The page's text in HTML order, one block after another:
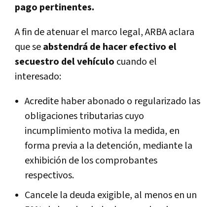
pago pertinentes.
A fin de atenuar el marco legal, ARBA aclara
que seabstendrá de hacer efectivo el
secuestro del vehículo cuando el
interesado:
Acredite haber abonado o regularizado las
obligaciones tributarias cuyo
incumplimiento motiva la medida, en
forma previa a la detención, mediante la
exhibición de los comprobantes
respectivos.
Cancele la deuda exigible, al menos en un